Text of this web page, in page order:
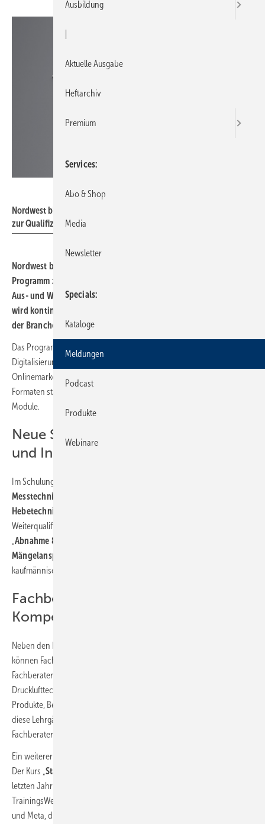
Nordwest bietet auch im Jahr 2026 sein TrainingsWerk-Programm
zur Qualifizierung seiner Fachhandelspartner an.
Nordwest bietet auch im Jahr 2026 sein TrainingsWerk-
Programm zur Qualifizierung seiner Fachhandelspartner an. Das
Aus- und Weiterbildungsangebot des Verbundunternehmens
wird kontinuierlich erweitert, um den aktuellen Anforderungen
der Branche zu entsprechen.
Das Programm 2026 verschiedene Themenbereiche ab, darunter
Digitalisierung, Warenkunde, Vertrieb, Einkauf, Social Media und
Onlinemarketing. Die Veranstaltungen finden in unterschiedlichen
Formaten statt, z.B. als Webinare, mehrtägige Kurse oder E-Learning-
Module.
Neue Sachkunde für Bau, Handwerk
und Industrie
Im Schulungsangebot sind der „
Messtechnik Nordwest
Hebetechnik
Weiterqualifizierungen zu den Themen „
Abnahme & Mängelhaftung und Verjährung der
Mängelansprüche
kaufmännische Mitarbeiter in der Objektbearbeitung.
Fachberater-Lehrgänge und digitale
Kompetenzen
Neben den PSA-Fachberater-Lehrgängen im Frühjahr und Herbst
können Fachhandelspartner ihre Kenntnisse in spezialisierten
Fachberater-Lehrgängen erweitern. Dazu gehören Schweißtechnik,
Drucklufttechnik, Oberflächentechnik, chemisch-technische
Produkte, Betriebseinrichtung und Werkzeuge. Die Teilnehmer können
diese Lehrgänge mit einer anerkannten Zertifizierung als Geprüfter
Fachberater abschließen.
Ein weiterer Fokus liegt auf Vertriebs- und Onlinemarketing-Themen.
Der Kurs „ Startbahn Vertriebspilot
letzten Jahr erstmals durchgeführt wurde, findet erneut statt. Neu im
TrainingsWerk-Angebot sind Social-Media-Schulungen für LinkedIn
und Meta, die sich an Anfänger oder Fortgeschrittene richten und auf
Ausbildung
Aktuelle Ausgabe
Heftarchiv
Premium
Services
Abo & Shop
Media
Newsletter
Specials
Kataloge
Meldungen
Podcast
Produkte
Webinare